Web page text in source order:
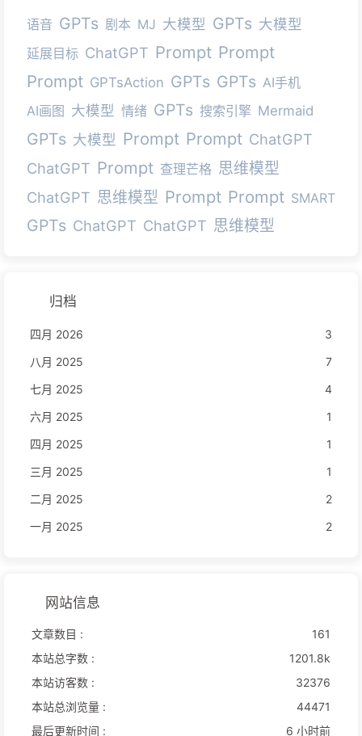
语音 GPTs 剧本 MJ 大模型 GPTs 大模型
延展目标 ChatGPT Prompt Prompt
Prompt GPTsAction GPTs GPTs AI手机
AI画图 大模型 情绪 GPTs 搜索引擎 Mermaid
GPTs 大模型 Prompt Prompt ChatGPT
ChatGPT Prompt 查理芒格 思维模型
ChatGPT 思维模型 Prompt Prompt SMART
GPTs ChatGPT ChatGPT 思维模型
归档
四月 2026
3
八月 2025
7
七月 2025
4
六月 2025
1
四月 2025
1
三月 2025
1
二月 2025
2
一月 2025
2
网站信息
文章数目 :
161
本站总字数 :
1201.8k
本站访客数 :
32376
本站总浏览量 :
44471
最后更新时间 :
6 小时前